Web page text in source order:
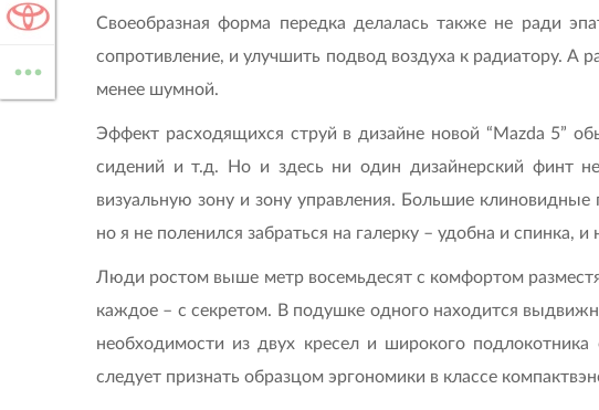
Своеобразная форма передка делалась также не ради
сопротивление, и улучшить подвод воздуха к радиатору. А
менее шумной.
Эффект расходящихся струй в дизайне новой “Mazda 5”
сидений и т.д. Но и здесь ни один дизайнерский финт
визуальную зону и зону управления. Большие
но я не поленился забраться на галерку – удобна и спинка,
Люди ростом выше метр восемьдесят с комфортом
каждое – с секретом. В подушке одного находится
необходимости из двух кресел и широкого
следует признать образцом эргономики в классе
TOYOTA
...